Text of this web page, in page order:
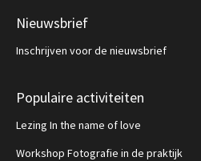
Nieuwsbrief
Inschrijven voor de nieuwsbrief
Populaire activiteiten
Lezing In the name of love
Workshop Fotografie in de praktijk